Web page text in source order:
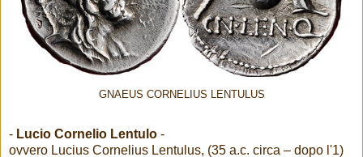
GNAEUS CORNELIUS LENTULUS
- Lucio Cornelio Lentulo -
ovvero Lucius Cornelius Lentulus, (35 a.c. circa – dopo l'1)